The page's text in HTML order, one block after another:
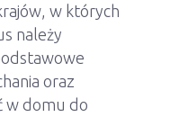
w których
należy
oraz
w domu do